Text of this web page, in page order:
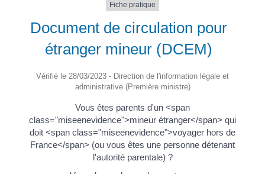
Fiche pratique
Document de circulation pour
étranger mineur (DCEM)
Vérifié le 28/03/2023 - Direction de l'information légale et
administrative (Première ministre)
Vous êtes parents d'un <span
class="miseenevidence">mineur étranger</span> qui
doit <span class="miseenevidence">voyager hors de
France</span> (ou vous êtes une personne détenant
l'autorité parentale) ?